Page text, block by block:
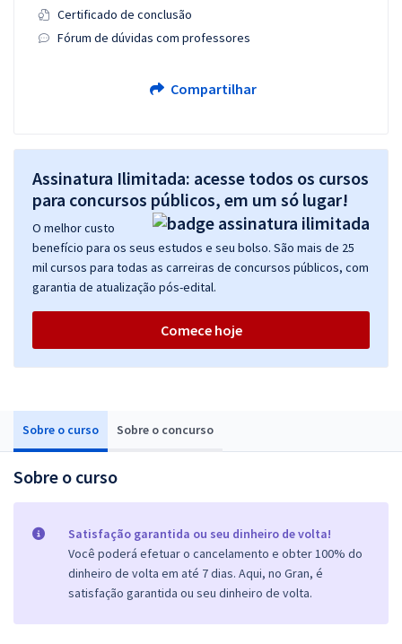
Sobre o curso Sobre o concurso
Sobre o curso
Satisfação garantida ou seu dinheiro de volta!
Você poderá efetuar o cancelamento e obter 100% do
dinheiro de volta em até 7 dias. Aqui, no Gran, é
satisfação garantida ou seu dinheiro de volta.
Certificado de conclusão
Fórum de dúvidas com professores
Compartilhar
Assinatura Ilimitada: acesse todos os cursos
para concursos públicos, em um só lugar!
O melhor custo
benefício para os seus estudos e seu bolso. São mais de 25
mil cursos para todas as carreiras de concursos públicos, com
garantia de atualização pós-edital.
Comece hoje